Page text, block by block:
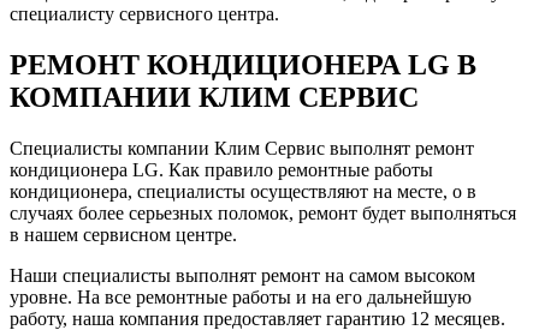
специалисту сервисного центра.
РЕМОНТ КОНДИЦИОНЕРА LG В
КОМПАНИИ КЛИМ СЕРВИС
Специалисты компании Клим Сервис выполнят ремонт
кондиционера LG. Как правило ремонтные работы
кондиционера, специалисты осуществляют на месте, о в
случаях более серьезных поломок, ремонт будет выполняться
в нашем сервисном центре.
Наши специалисты выполнят ремонт на самом высоком
уровне. На все ремонтные работы и на его дальнейшую
работу, наша компания предоставляет гарантию 12 месяцев.